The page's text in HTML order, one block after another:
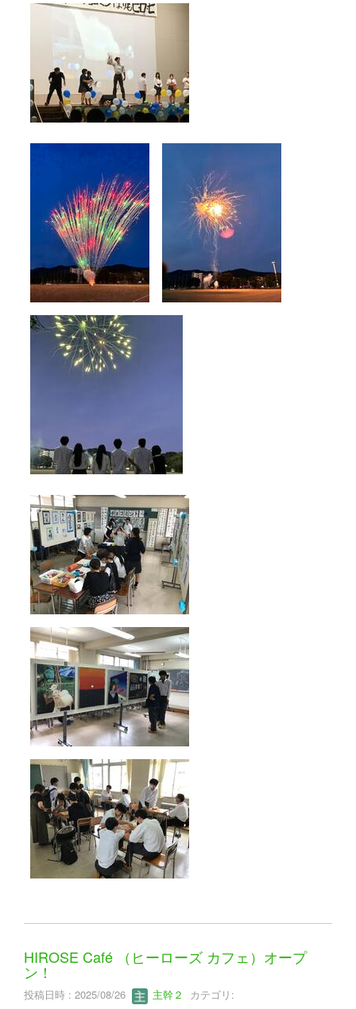
HIROSE Café （ヒーローズ カフェ）オープ
ン！
投稿日時 : 2025/08/26 主幹２ カテゴリ: